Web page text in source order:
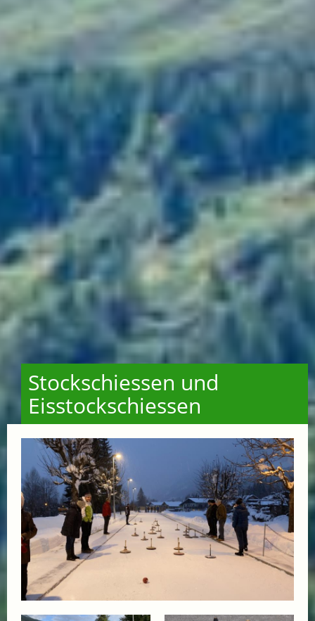
Stockschiessen und
Eisstockschiessen